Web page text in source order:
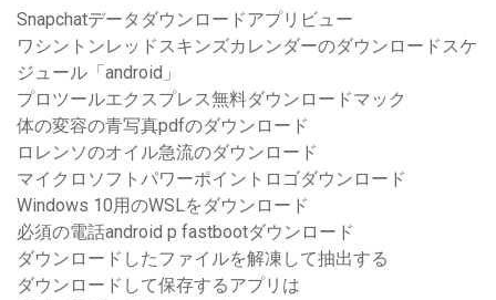
Snapchatデータダウンロードアプリビュー
ワシントンレッドスキンズカレンダーのダウンロードスケ
ジュール「android」
プロツールエクスプレス無料ダウンロードマック
体の変容の青写真pdfのダウンロード
ロレンソのオイル急流のダウンロード
マイクロソフトパワーポイントロゴダウンロード
Windows 10用のWSLをダウンロード
必須の電話android p fastbootダウンロード
ダウンロードしたファイルを解凍して抽出する
ダウンロードして保存するアプリは